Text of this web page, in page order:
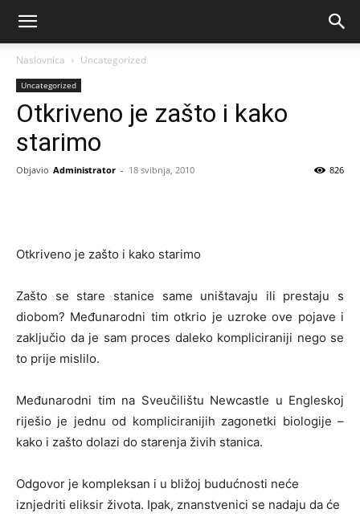
Naslovnica Uncategorized
Uncategorized
Otkriveno je zašto i kako
starimo
Objavio Administrator - 18 svibnja, 2010 826
Otkriveno je zašto i kako starimo
Zašto se stare stanice same uništavaju ili prestaju s
diobom? Međunarodni tim otkrio je uzroke ove pojave i
zaključio da je sam proces daleko kompliciraniji nego se
to prije mislilo.
Međunarodni tim na Sveučilištu Newcastle u Engleskoj
riješio je jednu od kompliciranijih zagonetki biologije –
kako i zašto dolazi do starenja živih stanica.
Odgovor je kompleksan i u bližoj budućnosti neće
iznjedriti eliksir života. Ipak, znanstvenici se nadaju da će